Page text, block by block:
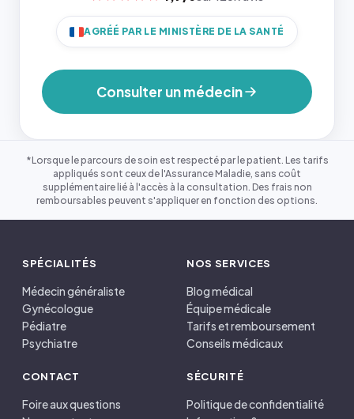
AGRÉÉ PAR LE MINISTÈRE DE LA SANTÉ
Consulter un médecin
*Lorsque le parcours de soin est respecté par le patient. Les tarifs
appliqués sont ceux de l'Assurance Maladie, sans coût
supplémentaire lié à l'accès à la consultation. Des frais non
remboursables peuvent s'appliquer en fonction des options.
SPÉCIALITÉS
Médecin généraliste
Gynécologue
Pédiatre
Psychiatre
NOS SERVICES
Blog médical
Équipe médicale
Tarifs et remboursement
Conseils médicaux
CONTACT
Foire aux questions
SÉCURITÉ
Politique de confidentialité